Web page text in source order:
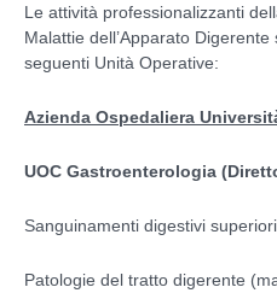
Le attività professionalizzanti
Malattie dell’Apparato
seguenti Unità Operative:
Azienda Ospedaliera
UOC Gastroenterologia
Sanguinamenti digestivi
Patologie del tratto digerente